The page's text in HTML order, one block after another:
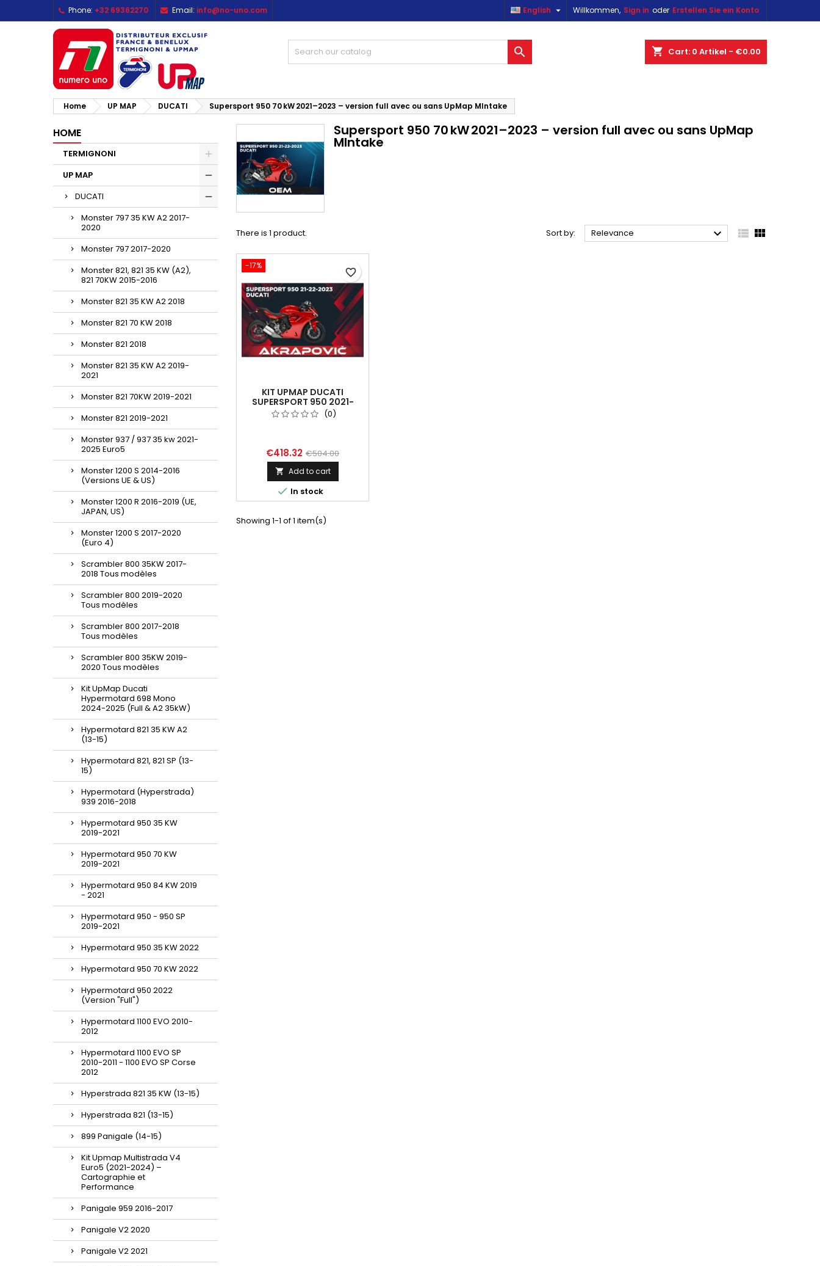
Phone: +32 69362270 Email: info@no-uno.com Willkommen, Sign in oder Erstellen Sie ein Konto
English 
shopping_cart Cart: 0 Artikel - €0.00

Home UP MAP DUCATI Supersport 950 70 kW 2021–2023 – version full avec ou sans UpMap MIntake
HOME
TERMIGNONI
UP MAP
DUCATI
Monster 797 35 KW A2 2017-
2020
Monster 797 2017-2020
Monster 821, 821 35 KW (A2),
821 70KW 2015-2016
Monster 821 35 KW A2 2018
Monster 821 70 KW 2018
Monster 821 2018
Monster 821 35 KW A2 2019-
2021
Monster 821 70KW 2019-2021
Monster 821 2019-2021
Monster 937 / 937 35 kw 2021-
2025 Euro5
Monster 1200 S 2014-2016
(Versions UE & US)
Monster 1200 R 2016-2019 (UE,
JAPAN, US)
Monster 1200 S 2017-2020
(Euro 4)
Scrambler 800 35KW 2017-
2018 Tous modèles
Scrambler 800 2019-2020
Tous modèles
Scrambler 800 2017-2018
Tous modèles
Scrambler 800 35KW 2019-
2020 Tous modèles
Kit UpMap Ducati
Hypermotard 698 Mono
2024-2025 (Full & A2 35kW)
Hypermotard 821 35 KW A2
(13-15)
Hypermotard 821, 821 SP (13-
15)
Hypermotard (Hyperstrada)
939 2016-2018
Hypermotard 950 35 KW
2019-2021
Hypermotard 950 70 KW
2019-2021
Hypermotard 950 84 KW 2019
- 2021
Hypermotard 950 - 950 SP
2019-2021
Hypermotard 950 35 KW 2022
Hypermotard 950 70 KW 2022
Hypermotard 950 2022
(Version "Full")
Hypermotard 1100 EVO 2010-
2012
Hypermotard 1100 EVO SP
2010-2011 - 1100 EVO SP Corse
2012
Hyperstrada 821 35 KW (13-15)
Hyperstrada 821 (13-15)
899 Panigale (14-15)
Kit Upmap Multistrada V4
Euro5 (2021-2024) –
Cartographie et
Performance
Panigale 959 2016-2017
Panigale V2 2020
Panigale V2 2021
Supersport 950 70 kW 2021–2023 – version full avec ou sans UpMap
MIntake
There is 1 product. Sort by: Relevance   
-17%
KIT UPMAP DUCATI
SUPERSPORT 950 2021-
2023
(0)
€418.32 €504.00
 Add to cart
 In stock
favorite_border
Showing 1-1 of 1 item(s)
Mes listes d'envies
Créer une nouvelle liste
((modalTitle))
((confirmMessage))
((cancelText)) ((modalDeleteText))
Create wishlist
Cancel Create wishlist
Sign in
You need to be logged in to save products in your wishlist.
Cancel